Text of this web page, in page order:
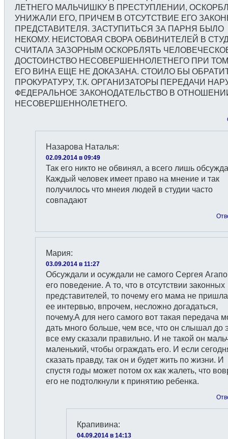
ЛЕТНЕГО МАЛЬЧИШКУ В ПРЕСТУПЛЕНИИ,
УНИЖАЛИ ЕГО, ПРИЧЕМ В ОТСУТСТВИЕ ЕГО
ПРЕДСТАВИТЕЛЯ. ЗАСТУПИТЬСЯ ЗА ПАРНЯ БЫЛО
НЕКОМУ. НЕИСТОВАЯ СВОРА ОБВИНИТЕЛЕЙ В
СЧИТАЛА ЗАЗОРНЫМ ОСКОРБЛЯТЬ
ДОСТОИНСТВО НЕСОВЕРШЕННОЛЕТНЕГО ПРИ
ЕГО ВИНА ЕЩЕ НЕ ДОКАЗАНА. СТОИЛО БЫ
ПРОКУРАТУРУ, Т.К. ОРГАНИЗАТОРЫ ПЕРЕДАЧИ
ФЕДЕРАЛЬНОЕ ЗАКОНОДАТЕЛЬСТВО В
НЕСОВЕРШЕННОЛЕТНЕГО.
Назарова Наталья:
02.09.2014 в 09:49
Так его никто не обвинял, а всего лишь
Каждый человек имеет право на мнение и так
получилось что мнеия людей в студии часто
совпадают
Мария:
03.09.2014 в 11:27
Обсуждали и осуждали не самого Сергея
его поведение. А то, что в отсутствии законных
представителей, то почему его мама не
ее интервью, впрочем, несложно догадаться,
почему.А для него самого вот такая передача
дать много больше, чем все, что он слышал до
все ему сказали правильно. И не такой он
маленький, чтобы ограждать его. И если
сказать правду, так он и будет жить по жизни. И
спустя годы может потом ох как жалеть, что
его не подтолкнули к принятию ребенка.
Крапивина:
04.09.2014 в 14:13